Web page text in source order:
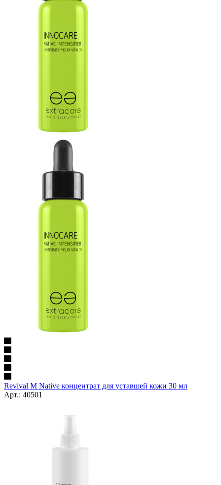
Revival M Native концентрат для уставшей кожи 30 мл
Арт.: 40501